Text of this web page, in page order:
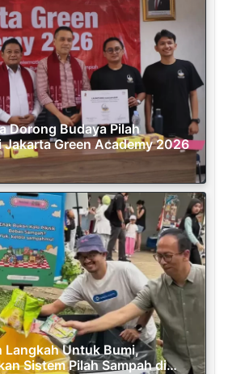
Dorong Budaya Pilah
Jakarta Green Academy 2026
Langkah Untuk Bumi,
Sistem Pilah Sampah di